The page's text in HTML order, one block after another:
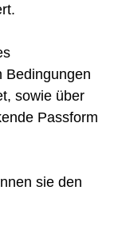
Bedingungen
sowie über
Passform
sie den